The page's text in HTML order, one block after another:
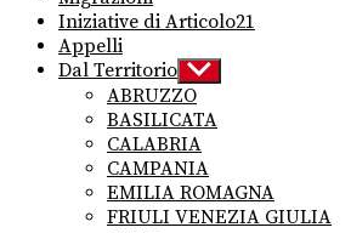
Iniziative di Articolo21
Appelli
Dal Territorio Show
sub
menu
ABRUZZO
BASILICATA
CALABRIA
CAMPANIA
EMILIA ROMAGNA
FRIULI VENEZIA GIULIA